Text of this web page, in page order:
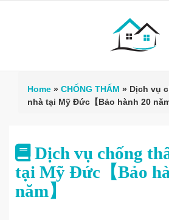
Home » CHỐNG THẤM » Dịch vụ
nhà tại Mỹ Đức【Bảo hành 20 năm
Dịch vụ chống
tại Mỹ Đức【Bảo
năm】